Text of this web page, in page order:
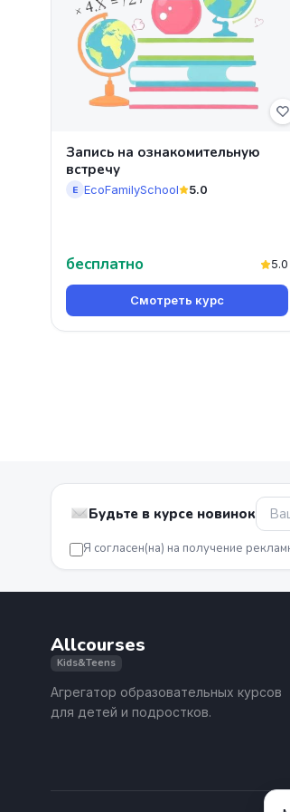
Запись на ознакомительную
встречу
E EcoFamilySchool 5.0
бесплатно 5.0
Смотреть курс
Будьте в курсе новинок
Я согласен(на) на получение
Allcourses
Kids&Teens
Агрегатор образовательных курсов
для детей и подростков.